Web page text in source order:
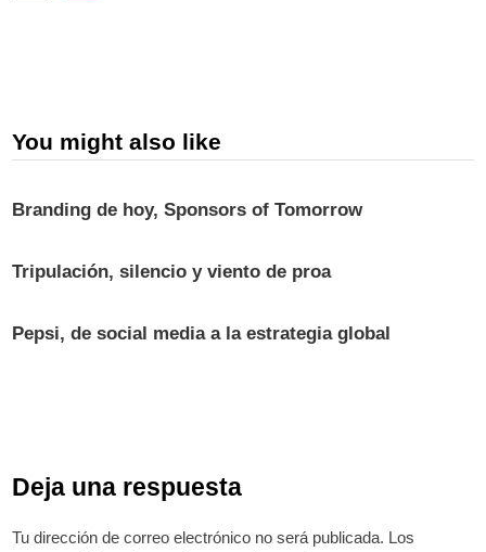
You might also like
Branding de hoy, Sponsors of Tomorrow
Tripulación, silencio y viento de proa
Pepsi, de social media a la estrategia global
Deja una respuesta
Tu dirección de correo electrónico no será publicada. Los